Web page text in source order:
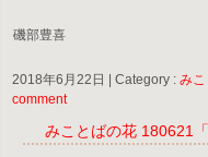
磯部豊喜
2018年6月22日 Category : み
comment
みことばの花 180621「